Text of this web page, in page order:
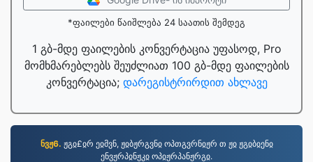
*ფაილები წაიშლება 24 საათის შემდეგ
1 გბ-მდე ფაილების კონვერტაცია უფასოდ, Pro
მომხმარებლებს შეუძლიათ 100 გბ-მდე ფაილების
კონვერტაცია; დარეგისტრირდით ახლავე
ნვჟ6. ჟგჲ£ჲრ ეჲმვნ, ჟჲბჟრგვნჲ ოპთგვრნჲჟრ თ ჟჲ ჟგჲბჲენჲ
ენვჟრპჲნჟკჲ ოპჲჟრპანჟრგჲ.